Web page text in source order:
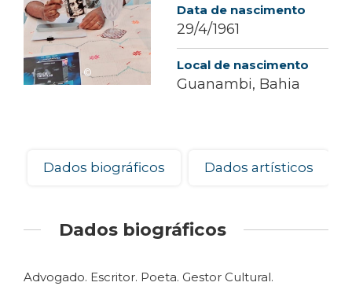
©
Data de nascimento
29/4/1961
Local de nascimento
Guanambi, Bahia
Dados biográficos Dados artísticos
Dados biográficos
Advogado. Escritor. Poeta. Gestor Cultural.